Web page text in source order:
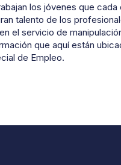
los jóvenes que cada
talento de los
el servicio de
que aquí están
de Empleo.